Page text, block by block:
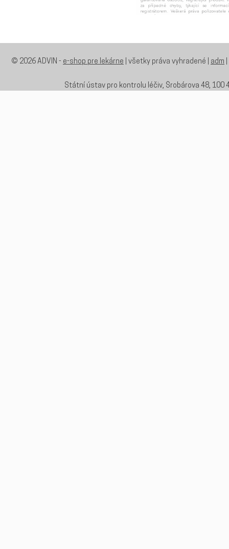
© 2026 ADVIN - e-shop pre lekárne | všetky práva vyhradené | adm
Státní ústav pro kontrolu léčiv, Šrobárova 48, 100